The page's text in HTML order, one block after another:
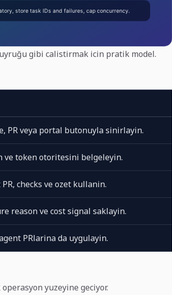
gibi calistirmak icin pratik model.
PR veya portal butonuyla sinirlayin.
ve token otoritesini belgeleyin.
checks ve ozet kullanin.
reason ve cost signal saklayin.
PRlarina da uygulayin.
yuzeyine geciyor.